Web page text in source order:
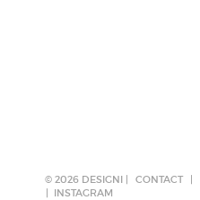
© 2026 DESIGNI | CONTACT
INSTAGRAM